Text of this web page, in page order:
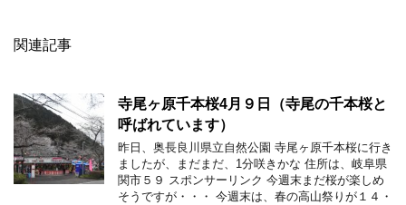
関連記事
寺尾ヶ原千本桜4月９日（寺尾の千本桜と
呼ばれています）
昨日、奥長良川県立自然公園 寺尾ヶ原千本桜に行き
ましたが、まだまだ、1分咲きかな 住所は、岐阜県
関市５９ スポンサーリンク 今週末まだ桜が楽しめ
そうですが・・・ 今週末は、春の高山祭りが１４・